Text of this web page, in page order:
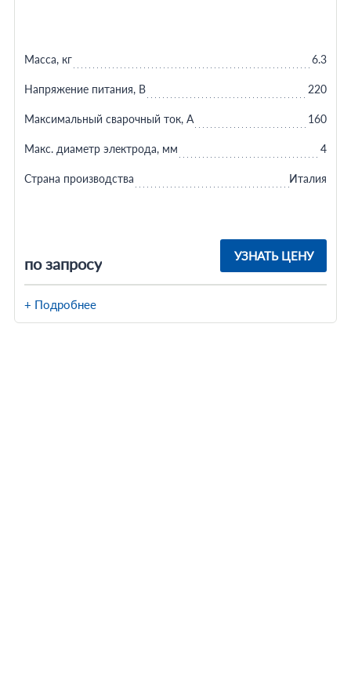
по запросу УЗНАТЬ ЦЕНУ
Масса, кг 6.3
Напряжение питания, В 220
Максимальный сварочный ток, А 160
Макс. диаметр электрода, мм 4
Страна производства Италия
+ Подробнее